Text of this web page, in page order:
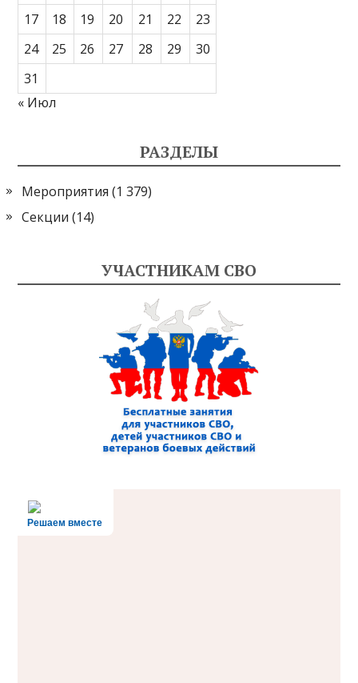
17 18 19 20 21 22
23
24
25 26 27 28 29
30
31
« Июл
РАЗДЕЛЫ
Мероприятия (1 379)
Секции (14)
УЧАСТНИКАМ СВО
Решаем вместе